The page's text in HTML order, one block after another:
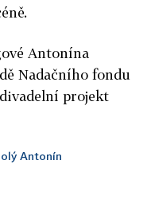
Antonína
Nadačního fondu
projekt
Antonín